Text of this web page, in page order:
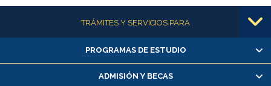
Más informaciónTRÁMITES Y SERVICIOS PARA
Alumnas/os y exalumnas/os
Matrícula en línea
PROGRAMAS DE ESTUDIO
ADMISIÓN Y BECAS